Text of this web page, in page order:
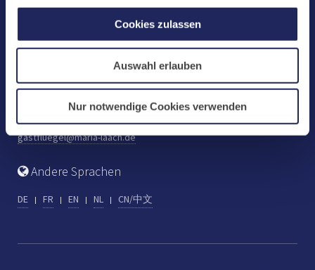
Cookies zulassen
Auswahl erlauben
Nur notwendige Cookies verwenden
Fax: +49 (0) 2652 59-359
www.maria-laach.de
Tel: +49 (0) 2652 59-313
Fax: +49 (0) 2652 59-282
gastfluegel@maria-laach.de
Andere Sprachen
DE FR EN NL CN/中文